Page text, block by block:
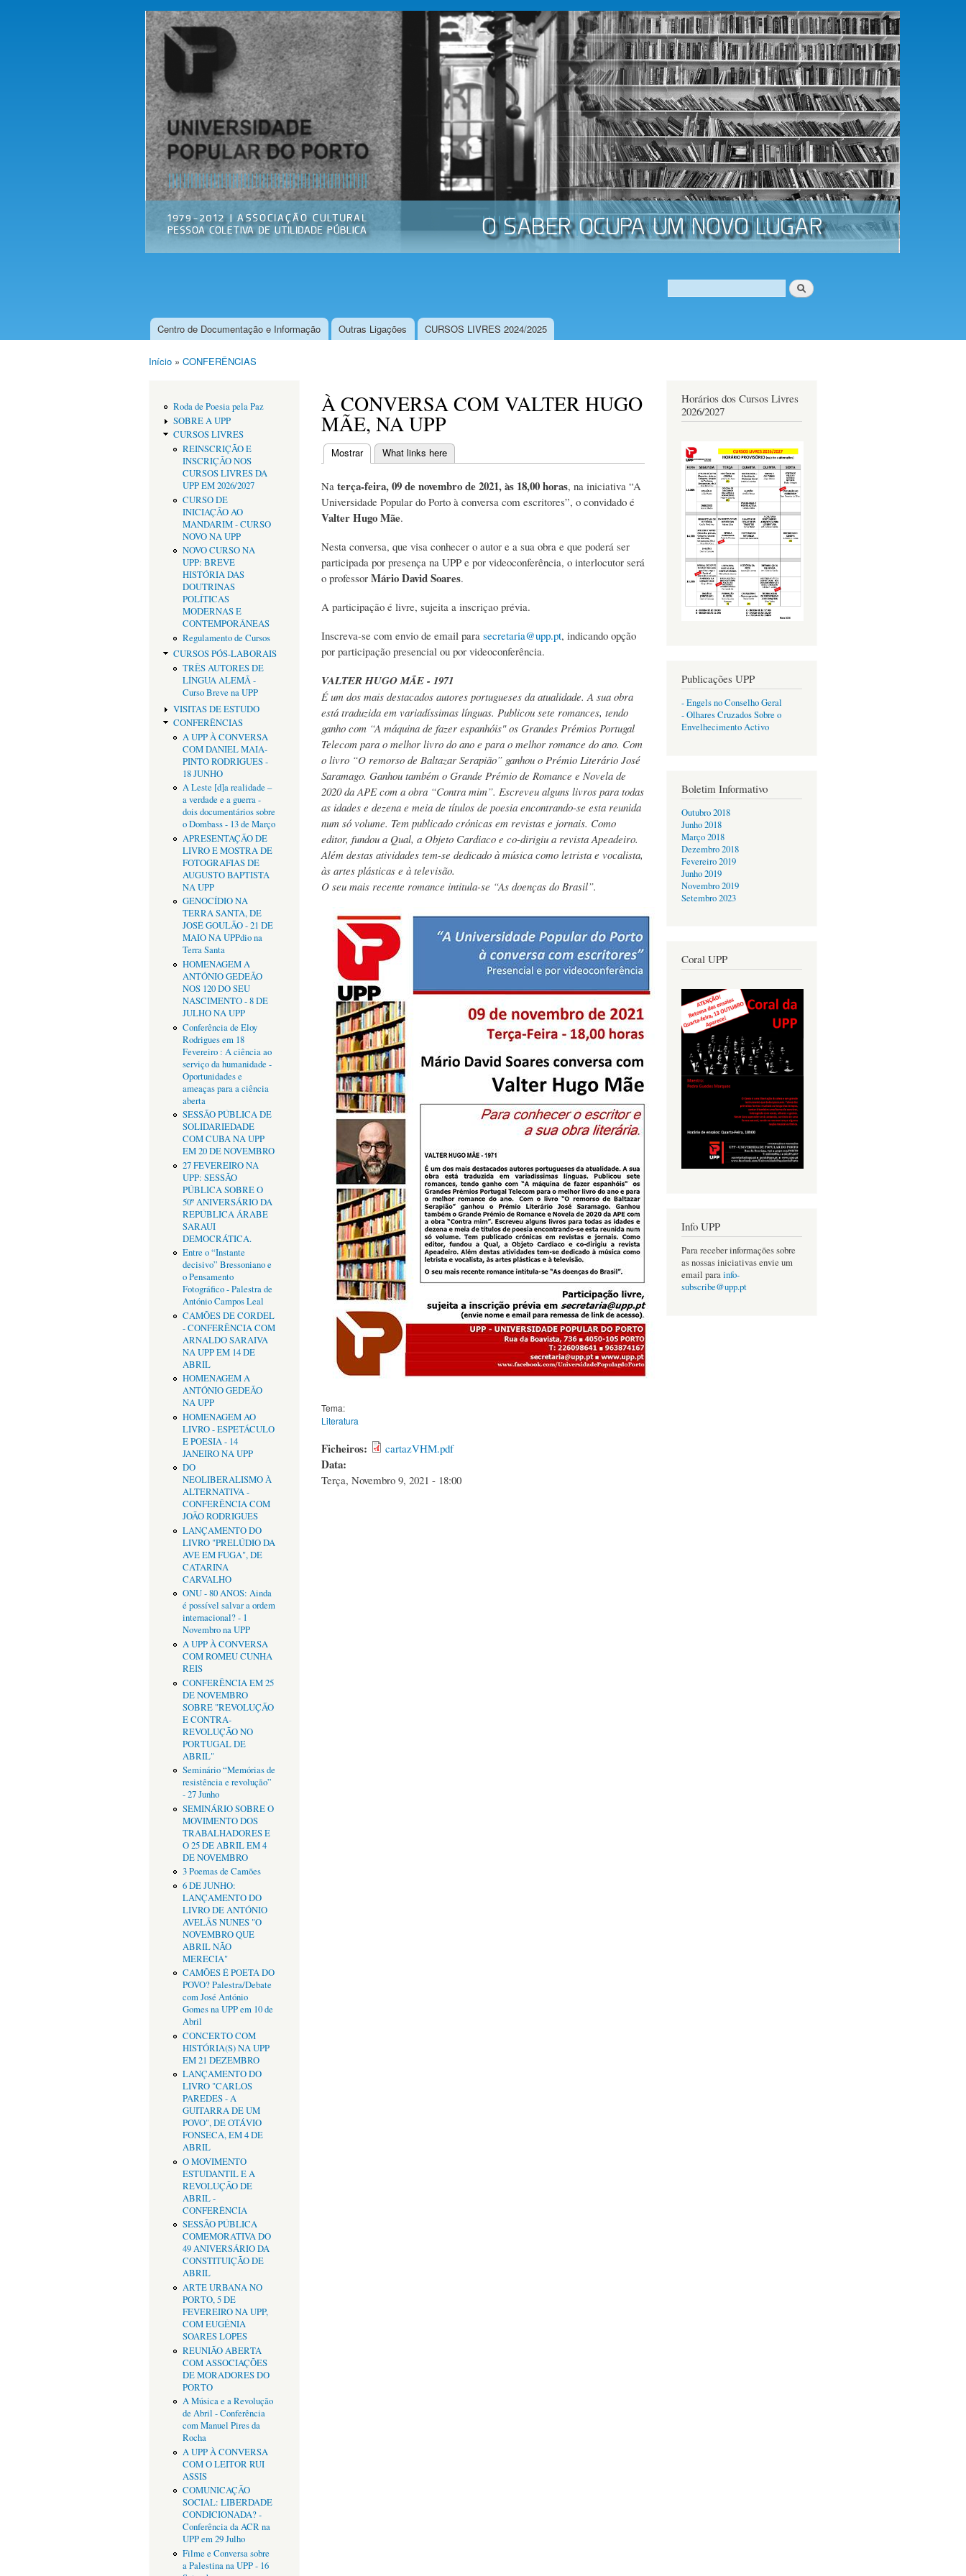
Passar
para o
conteúdo
principal
Universidade
Popular do
Porto
Associação
Cultural
Formulário de procura
Procurar
Menu principal
Centro de Documentação e Informação Outras Ligações CURSOS LIVRES 2024/2025
Início » CONFERÊNCIAS
Roda de Poesia pela Paz
SOBRE A UPP
CURSOS LIVRES
REINSCRIÇÃO E
INSCRIÇÃO NOS
CURSOS LIVRES DA
UPP EM 2026/2027
CURSO DE
INICIAÇÃO AO
MANDARIM - CURSO
NOVO NA UPP
NOVO CURSO NA
UPP: BREVE
HISTÓRIA DAS
DOUTRINAS
POLÍTICAS
MODERNAS E
CONTEMPORÂNEAS
Regulamento de Cursos
CURSOS PÓS-LABORAIS
TRÊS AUTORES DE
LÍNGUA ALEMÃ -
Curso Breve na UPP
VISITAS DE ESTUDO
CONFERÊNCIAS
A UPP À CONVERSA
COM DANIEL MAIA-
PINTO RODRIGUES -
18 JUNHO
A Leste [d]a realidade –
a verdade e a guerra -
dois documentários sobre
o Dombass - 13 de Março
APRESENTAÇÃO DE
LIVRO E MOSTRA DE
FOTOGRAFIAS DE
AUGUSTO BAPTISTA
NA UPP
GENOCÍDIO NA
TERRA SANTA, DE
JOSÉ GOULÃO - 21 DE
MAIO NA UPPdio na
Terra Santa
HOMENAGEM A
ANTÓNIO GEDEÃO
NOS 120 DO SEU
NASCIMENTO - 8 DE
JULHO NA UPP
Conferência de Eloy
Rodrigues em 18
Fevereiro : A ciência ao
serviço da humanidade -
Oportunidades e
ameaças para a ciência
aberta
SESSÃO PÚBLICA DE
SOLIDARIEDADE
COM CUBA NA UPP
EM 20 DE NOVEMBRO
27 FEVEREIRO NA
UPP: SESSÃO
PÚBLICA SOBRE O
50º ANIVERSÁRIO DA
REPÚBLICA ÁRABE
SARAUI
DEMOCRÁTICA.
Entre o “Instante
decisivo” Bressoniano e
o Pensamento
Fotográfico - Palestra de
António Campos Leal
CAMÕES DE CORDEL
- CONFERÊNCIA COM
ARNALDO SARAIVA
NA UPP EM 14 DE
ABRIL
HOMENAGEM A
ANTÓNIO GEDEÃO
NA UPP
HOMENAGEM AO
LIVRO - ESPETÁCULO
E POESIA - 14
JANEIRO NA UPP
DO
NEOLIBERALISMO À
ALTERNATIVA -
CONFERÊNCIA COM
JOÃO RODRIGUES
LANÇAMENTO DO
LIVRO "PRELÚDIO DA
AVE EM FUGA", DE
CATARINA
CARVALHO
ONU - 80 ANOS: Ainda
é possível salvar a ordem
internacional? - 1
Novembro na UPP
A UPP À CONVERSA
COM ROMEU CUNHA
REIS
CONFERÊNCIA EM 25
DE NOVEMBRO
SOBRE "REVOLUÇÃO
E CONTRA-
REVOLUÇÃO NO
PORTUGAL DE
ABRIL"
Seminário “Memórias de
resistência e revolução”
- 27 Junho
SEMINÁRIO SOBRE O
MOVIMENTO DOS
TRABALHADORES E
O 25 DE ABRIL EM 4
DE NOVEMBRO
3 Poemas de Camões
6 DE JUNHO:
LANÇAMENTO DO
LIVRO DE ANTÓNIO
AVELÃS NUNES "O
NOVEMBRO QUE
ABRIL NÃO
MERECIA"
CAMÕES É POETA DO
POVO? Palestra/Debate
com José António
Gomes na UPP em 10 de
Abril
CONCERTO COM
HISTÓRIA(S) NA UPP
EM 21 DEZEMBRO
LANÇAMENTO DO
LIVRO "CARLOS
PAREDES - A
GUITARRA DE UM
POVO", DE OTÁVIO
FONSECA, EM 4 DE
ABRIL
O MOVIMENTO
ESTUDANTIL E A
REVOLUÇÃO DE
ABRIL -
CONFERÊNCIA
SESSÃO PÚBLICA
COMEMORATIVA DO
49 ANIVERSÁRIO DA
CONSTITUIÇÃO DE
ABRIL
ARTE URBANA NO
PORTO, 5 DE
FEVEREIRO NA UPP,
COM EUGÉNIA
SOARES LOPES
REUNIÃO ABERTA
COM ASSOCIAÇÕES
DE MORADORES DO
PORTO
A Música e a Revolução
de Abril - Conferência
com Manuel Pires da
Rocha
A UPP À CONVERSA
COM O LEITOR RUI
ASSIS
COMUNICAÇÃO
SOCIAL: LIBERDADE
CONDICIONADA? -
Conferência da ACR na
UPP em 29 Julho
Filme e Conversa sobre
a Palestina na UPP - 16
À CONVERSA COM VALTER HUGO
MÃE, NA UPP
Separadores primários
Mostrar(separador ativo)
What links here
Na terça-feira, 09 de novembro de 2021, às 18,00 horas, na iniciativa “A
Universidade Popular do Porto à conversa com escritores”, o convidado é
Valter Hugo Mãe.
Nesta conversa, que visa conhecer o autor e a sua obra e que poderá ser
participada por presença na UPP e por videoconferência, o interlocutor será
o professor Mário David Soares.
A participação é livre, sujeita a inscriçao prévia.
Inscreva-se com envio de email para secretaria@upp.pt, indicando opção
por participação presencial ou por videoconferência.
VALTER HUGO MÃE - 1971
É um dos mais destacados autores portugueses da atualidade. A sua obra
está traduzida em variadíssimas línguas. Publicou sete romances, tendo
ganho com “A máquina de fazer espanhóis" os Grandes Prémios Portugal
Telecom para o melhor livro do ano e para o melhor romance do ano. Com
o livro “O remorso de Baltazar Serapião” ganhou o Prémio Literário José
Saramago. Ganhou também o Grande Prémio de Romance e Novela de
2020 da APE com a obra “Contra mim”. Escreveu alguns livros para todas
as idades e dezena e meia de títulos de poesia encontrando-se esta reunida
num só volume. Tem publicado crónicas em revistas e jornais. Como
editor, fundou a Qual, a Objeto Cardiaco e co-dirigiu a revista Apeadeiro.
Além destas atividades tem-se dedicado à música como letrista e vocalista,
às artes plásticas e à televisão.
O seu mais recente romance intitula-se “As doenças do Brasil”.
Tema:
Literatura
Ficheiros: cartazVHM.pdf
Data:
Terça, Novembro 9, 2021 - 18:00
Horários dos Cursos Livres
2026/2027
Publicações UPP
- Engels no Conselho Geral
- Olhares Cruzados Sobre o
Envelhecimento Activo
Boletim Informativo
Outubro 2018
Junho 2018
Março 2018
Dezembro 2018
Fevereiro 2019
Junho 2019
Novembro 2019
Setembro 2023
Coral UPP
Info UPP
Para receber informações sobre
as nossas iniciativas envie um
email parainfo-
subscribe@upp.pt